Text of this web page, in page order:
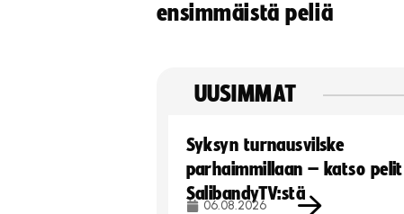
ensimmäistä peliä
UUSIMMAT
Syksyn turnausvilske
parhaimmillaan – katso pelit
SalibandyTV:stä
06.08.2026